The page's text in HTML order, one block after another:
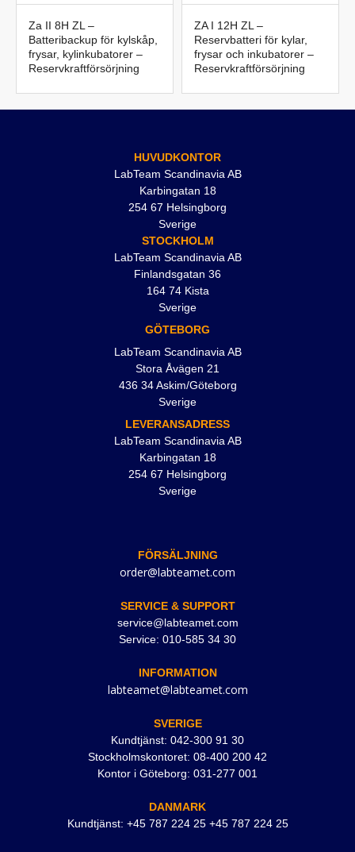
Za II 8H ZL –
Batteribackup för kylskåp,
frysar, kylinkubatorer –
Reservkraftförsörjning
ZA I 12H ZL –
Reservbatteri för kylar,
frysar och inkubatorer –
Reservkraftförsörjning
HUVUDKONTOR
LabTeam Scandinavia AB
Karbingatan 18
254 67 Helsingborg
Sverige
STOCKHOLM
LabTeam Scandinavia AB
Finlandsgatan 36
164 74 Kista
Sverige
GÖTEBORG
LabTeam Scandinavia AB
Stora Åvägen 21
436 34 Askim/Göteborg
Sverige
LEVERANSADRESS
LabTeam Scandinavia AB
Karbingatan 18
254 67 Helsingborg
Sverige
FÖRSÄLJNING
order@labteamet.com
SERVICE & SUPPORT
service@labteamet.com
Service: 010-585 34 30
INFORMATION
labteamet@labteamet.com
SVERIGE
Kundtjänst: 042-300 91 30
Stockholmskontoret: 08-400 200 42
Kontor i Göteborg: 031-277 001
DANMARK
Kundtjänst: +45 787 224 25 +45 787 224 25